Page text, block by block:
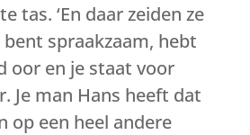
tas. ‘En daar zeiden ze
bent spraakzaam, hebt
oor en je staat voor
Je man Hans heeft dat
op een heel andere